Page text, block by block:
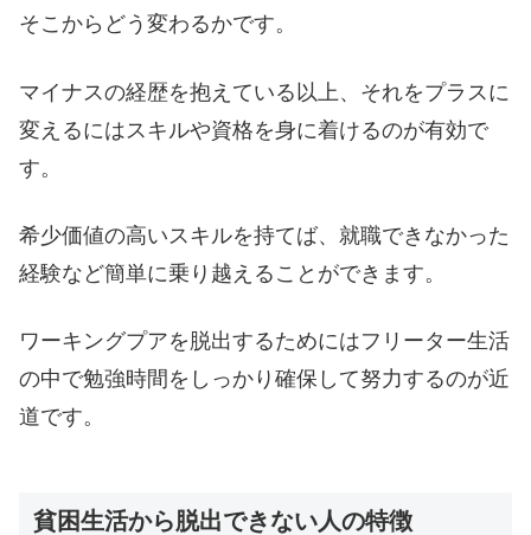
そこからどう変わるかです。
マイナスの経歴を抱えている以上、それをプラスに
変えるにはスキルや資格を身に着けるのが有効で
す。
希少価値の高いスキルを持てば、就職できなかった
経験など簡単に乗り越えることができます。
ワーキングプアを脱出するためにはフリーター生活
の中で勉強時間をしっかり確保して努力するのが近
道です。
貧困生活から脱出できない人の特徴